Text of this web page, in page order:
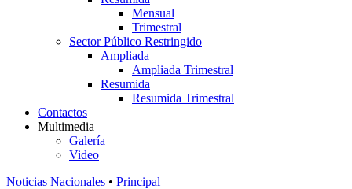
Mensual
Trimestral
Sector Público Restringido
Ampliada
Ampliada Trimestral
Resumida
Resumida Trimestral
Contactos
Multimedia
Galería
Video
Noticias Nacionales • Principal